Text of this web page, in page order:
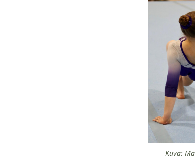
Kuva: